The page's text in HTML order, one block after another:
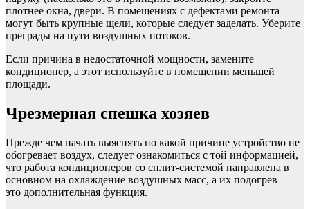
плотнее окна, двери. В помещениях с дефектами ремонта
могут быть крупные щели, которые следует заделать. Уберите
преграды на пути воздушных потоков.
Если причина в недостаточной мощности, замените
кондиционер, а этот используйте в помещении меньшей
площади.
Чрезмерная спешка хозяев
Прежде чем начать выяснять по какой причине устройство не
обогревает воздух, следует ознакомиться с той информацией,
что работа кондиционеров со сплит-системой направлена в
основном на охлаждение воздушных масс, а их подогрев —
это дополнительная функция.